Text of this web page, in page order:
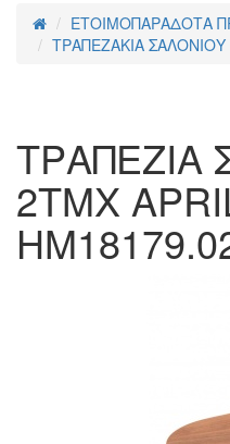
ΕΤΟΙΜΟΠΑΡΑΔΟΤΑ
ΤΡΑΠΕΖΑΚΙΑ ΣΑΛΟΝΙΟΥ
ΤΡΑΠΕΖΙΑ
2ΤΜΧ